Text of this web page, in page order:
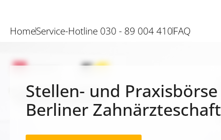
HomeService-Hotline 030 - 89 004 410FAQ
Stellen- und
Berliner Zahnärzteschaft